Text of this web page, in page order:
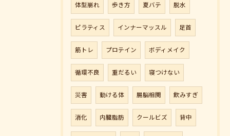
体型崩れ 歩き方 夏バテ 脱水
ピラティス インナーマッスル 足首
筋トレ プロテイン ボディメイク
循環不良 重だるい 寝つけない
災害 動ける体 腸脳相関 飲みすぎ
消化 内臓脂肪 クールビズ 背中